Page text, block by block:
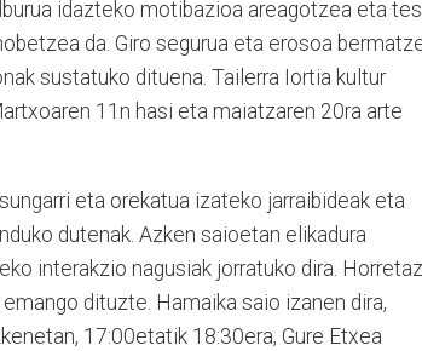
idazteko motibazioa areagotzea eta
da. Giro segurua eta erosoa
sustatuko dituena. Tailerra Iortia kultur
11n hasi eta maiatzaren 20ra arte
eta orekatua izateko jarraibideak eta
dutenak. Azken saioetan elikadura
interakzio nagusiak jorratuko dira. Horretaz
dituzte. Hamaika saio izanen dira,
17:00etatik 18:30era, Gure Etxea